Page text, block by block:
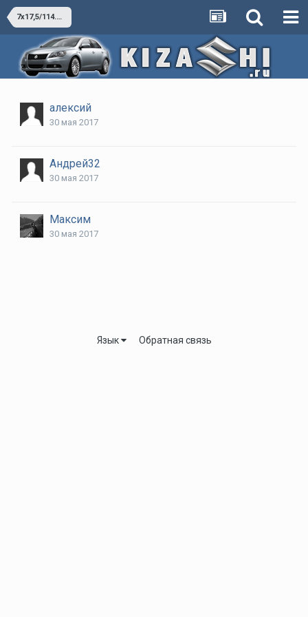
7x17,5/114.3,ET 55 влезет?
алексий
30 мая 2017
Андрей32
30 мая 2017
Максим
30 мая 2017
Язык Обратная связь